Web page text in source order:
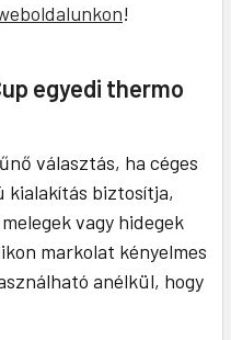
!
egyedi thermo
választás, ha céges
kialakítás biztosítja,
vagy hidegek
markolat kényelmes
anélkül, hogy